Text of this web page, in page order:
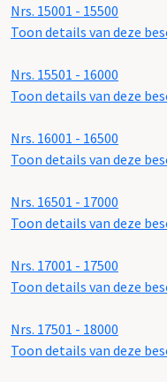
Nrs. 15001 - 15500
Toon details van deze
Nrs. 15501 - 16000
Toon details van deze
Nrs. 16001 - 16500
Toon details van deze
Nrs. 16501 - 17000
Toon details van deze
Nrs. 17001 - 17500
Toon details van deze
Nrs. 17501 - 18000
Toon details van deze